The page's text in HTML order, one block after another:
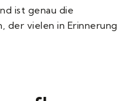
ist genau die
der vielen in Erinnerung